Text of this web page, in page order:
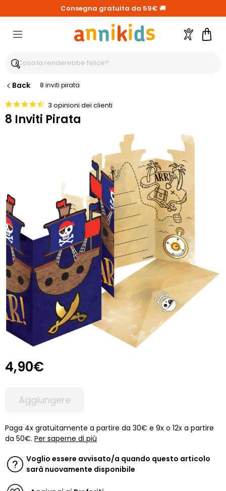
Consegna gratuita da 59€ 🚚
Account
Back 8 inviti pirata
3 opinioni dei clienti
8 Inviti Pirata
4,90€
Aggiungere
Paga 4x gratuitamente a partire da 30€ e 9x o 12x a partire
da 50€. Per saperne di più
Voglio essere avvisato/a quando questo articolo
sarà nuovamente disponibile